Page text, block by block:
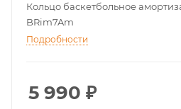
Кольцо баскетбольное
BRim7Am
Подробности
5 990 ₽